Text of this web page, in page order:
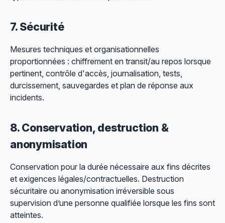
7. Sécurité
Mesures techniques et organisationnelles
proportionnées : chiffrement en transit/au repos lorsque
pertinent, contrôle d'accès, journalisation, tests,
durcissement, sauvegardes et plan de réponse aux
incidents.
8. Conservation, destruction &
anonymisation
Conservation pour la durée nécessaire aux fins décrites
et exigences légales/contractuelles. Destruction
sécuritaire ou anonymisation irréversible sous
supervision d’une personne qualifiée lorsque les fins sont
atteintes.